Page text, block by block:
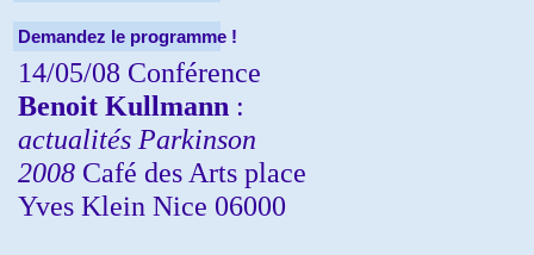
Demandez le programme !
14/05/08 Conférence
Benoit Kullmann :
actualités Parkinson
2008 Café des Arts place
Yves Klein Nice 06000